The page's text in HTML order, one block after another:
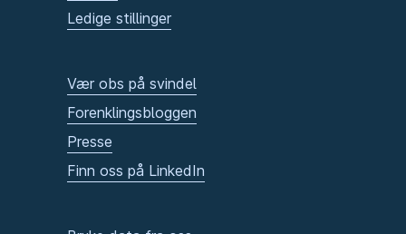
Ledige stillinger
Vær obs på svindel
Forenklingsbloggen
Presse
Finn oss på LinkedIn